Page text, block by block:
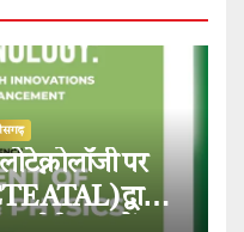
पर
ATAL) द्वारा